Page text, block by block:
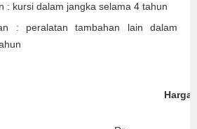
: kursi dalam jangka selama 4 tahun
: peralatan tambahan lain dalam
Harga